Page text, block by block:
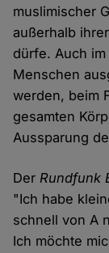
muslimischer
außerhalb
dürfe. Auch
Menschen
werden, beim
gesamten
Aussparung
DerRundfunk
"Ich habe
schnell von A
Ich möchte